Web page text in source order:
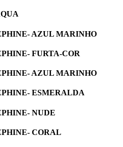
AZUL MARINHO
FURTA-COR
AZUL MARINHO
ESMERALDA
NUDE
CORAL